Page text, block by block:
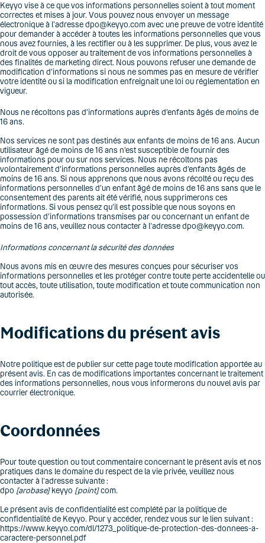
Keyyo vise à ce que vos informations personnelles soient à tout moment
correctes et mises à jour. Vous pouvez nous envoyer un message
électronique à l’adresse dpo@keyyo.com avec une preuve de votre identité
pour demander à accéder à toutes les informations personnelles que vous
nous avez fournies, à les rectifier ou à les supprimer. De plus, vous avez le
droit de vous opposer au traitement de vos informations personnelles à
des finalités de marketing direct. Nous pouvons refuser une demande de
modification d’informations si nous ne sommes pas en mesure de vérifier
votre identité ou si la modification enfreignait une loi ou réglementation en
vigueur.
Nous ne récoltons pas d’informations auprès d’enfants âgés de moins de
16 ans.
Nos services ne sont pas destinés aux enfants de moins de 16 ans. Aucun
utilisateur âgé de moins de 16 ans n’est susceptible de fournir des
informations pour ou sur nos services. Nous ne récoltons pas
volontairement d’informations personnelles auprès d’enfants âgés de
moins de 16 ans. Si nous apprenons que nous avons récolté ou reçu des
informations personnelles d’un enfant âgé de moins de 16 ans sans que le
consentement des parents ait été vérifié, nous supprimerons ces
informations. Si vous pensez qu’il est possible que nous soyons en
possession d’informations transmises par ou concernant un enfant de
moins de 16 ans, veuillez nous contacter à l’adresse dpo@keyyo.com.
Informations concernant la sécurité des données
Nous avons mis en œuvre des mesures conçues pour sécuriser vos
informations personnelles et les protéger contre toute perte accidentelle ou
tout accès, toute utilisation, toute modification et toute communication non
autorisée.
Modifications du présent avis
Notre politique est de publier sur cette page toute modification apportée au
présent avis. En cas de modifications importantes concernant le traitement
des informations personnelles, nous vous informerons du nouvel avis par
courrier électronique.
Coordonnées
Pour toute question ou tout commentaire concernant le présent avis et nos
pratiques dans le domaine du respect de la vie privée, veuillez nous
contacter à l’adresse suivante :
dpo [arobase]keyyo [point]com.
Le présent avis de confidentialité est complété par la politique de
confidentialité de Keyyo. Pour y accéder, rendez vous sur le lien suivant :
https://www.keyyo.com/dl/1273_politique-de-protection-des-donnees-a-
caractere-personnel.pdf